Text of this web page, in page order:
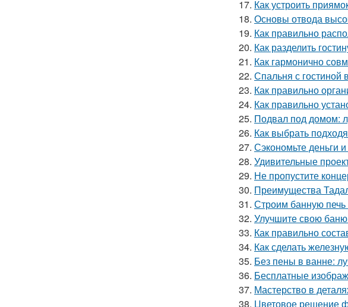
17. Как устроить
18. Основы отвода
19. Как правильно
20. Как разделить
21. Как гармонично
22. Спальня с
23. Как правильно
24. Как правильно
25. Подвал под домом:
26. Как выбрать
27. Сэкономьте деньги
28. Удивительные
29. Не пропустите
30. Преимущества
31. Строим банную печь
32. Улучшите свою баню
33. Как правильно
34. Как сделать
35. Без пены в ванне:
36. Бесплатные
37. Мастерство в
38. Цветовое решение